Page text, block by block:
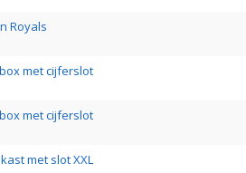
Royals
met cijferslot
met cijferslot
met slot XXL